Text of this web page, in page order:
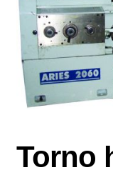
Servicio
Contacto
Torno